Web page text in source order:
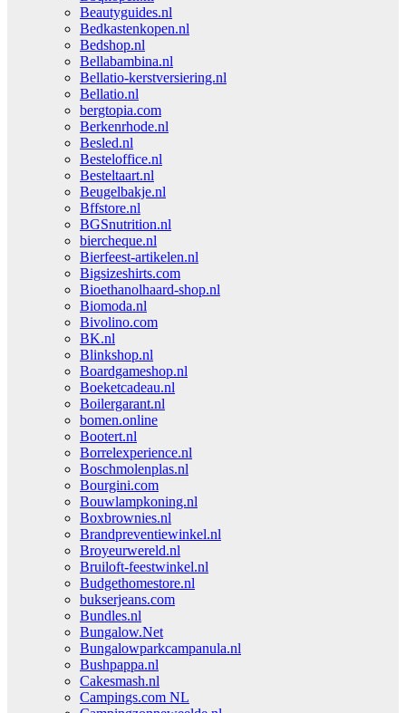
Beautyguides.nl
Bedkastenkopen.nl
Bedshop.nl
Bellabambina.nl
Bellatio-kerstversiering.nl
Bellatio.nl
bergtopia.com
Berkenrhode.nl
Besled.nl
Besteloffice.nl
Besteltaart.nl
Beugelbakje.nl
Bffstore.nl
BGSnutrition.nl
biercheque.nl
Bierfeest-artikelen.nl
Bigsizeshirts.com
Bioethanolhaard-shop.nl
Biomoda.nl
Bivolino.com
BK.nl
Blinkshop.nl
Boardgameshop.nl
Boeketcadeau.nl
Boilergarant.nl
bomen.online
Bootert.nl
Borrelexperience.nl
Boschmolenplas.nl
Bourgini.com
Bouwlampkoning.nl
Boxbrownies.nl
Brandpreventiewinkel.nl
Broyeurwereld.nl
Bruiloft-feestwinkel.nl
Budgethomestore.nl
bukserjeans.com
Bundles.nl
Bungalow.Net
Bungalowparkcampanula.nl
Bushpappa.nl
Cakesmash.nl
Campings.com NL